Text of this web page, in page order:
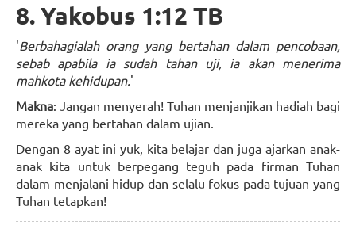
8. Yakobus 1:12 TB
'Berbahagialah orang yang bertahan dalam pencobaan,
sebab apabila ia sudah tahan uji, ia akan menerima
mahkota kehidupan.'
Makna: Jangan menyerah! Tuhan menjanjikan hadiah bagi
mereka yang bertahan dalam ujian.
Dengan 8 ayat ini yuk, kita belajar dan juga ajarkan anak-
anak kita untuk berpegang teguh pada firman Tuhan
dalam menjalani hidup dan selalu fokus pada tujuan yang
Tuhan tetapkan!